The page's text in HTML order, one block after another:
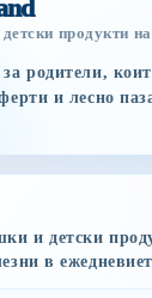
продукти
родители,
и лесно
и детски
в